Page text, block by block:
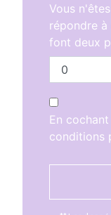
Vous
répondre
font deux
En
conditions